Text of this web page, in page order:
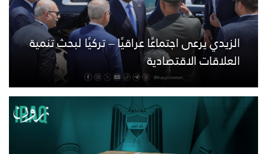
الزيدي يرعى اجتماعًا عراقيًا – تركيًا لبحث تنمية
العلاقات الاقتصادية